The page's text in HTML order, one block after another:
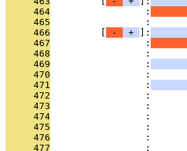
     464
                 :
     465
:
     466
- + ]:
     467
                 :
     468
:
     469
                 :
     470
:
     471
                 :
     472
:
     473
:
     474
:
     475
:
     476
:
     477
: